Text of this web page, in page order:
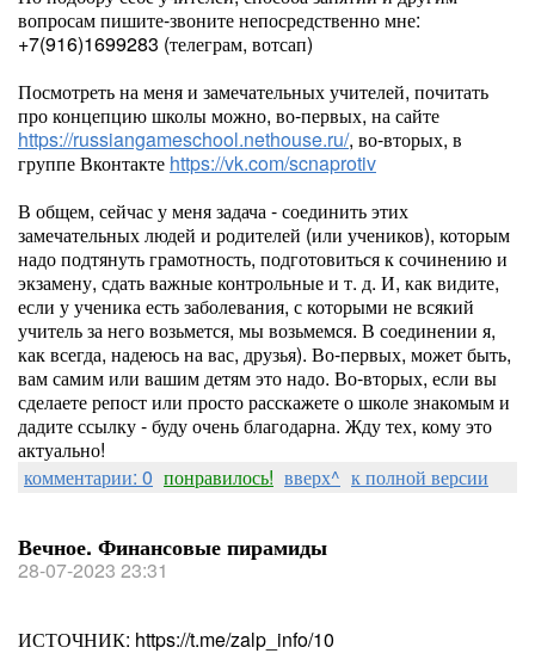
вопросам пишите-звоните непосредственно мне:
+7(916)1699283 (телеграм, вотсап)
Посмотреть на меня и замечательных учителей, почитать
про концепцию школы можно, во-первых, на сайте
https://russiangameschool.nethouse.ru/, во-вторых, в
группе Вконтакте https://vk.com/scnaprotiv
В общем, сейчас у меня задача - соединить этих
замечательных людей и родителей (или учеников), которым
надо подтянуть грамотность, подготовиться к сочинению и
экзамену, сдать важные контрольные и т. д. И, как видите,
если у ученика есть заболевания, с которыми не всякий
учитель за него возьмется, мы возьмемся. В соединении я,
как всегда, надеюсь на вас, друзья). Во-первых, может быть,
вам самим или вашим детям это надо. Во-вторых, если вы
сделаете репост или просто расскажете о школе знакомым и
дадите ссылку - буду очень благодарна. Жду тех, кому это
актуально!
комментарии: 0 понравилось! вверх^ к полной версии
Вечное. Финансовые пирамиды
28-07-2023 23:31
ИСТОЧНИК: https://t.me/zalp_info/10